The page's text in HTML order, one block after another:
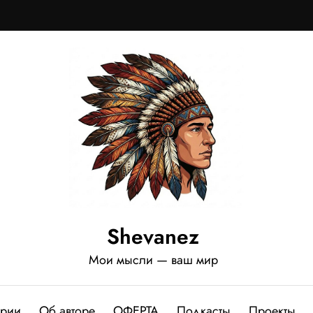
Shevanez
Мои мысли — ваш мир